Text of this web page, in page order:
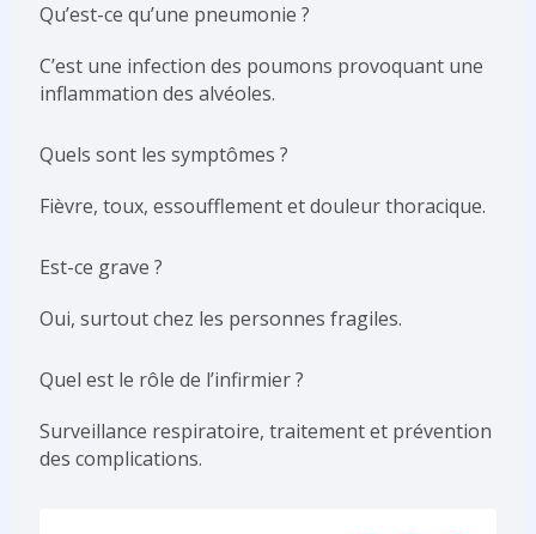
Qu’est-ce qu’une pneumonie ?
C’est une infection des poumons provoquant une
inflammation des alvéoles.
Quels sont les symptômes ?
Fièvre, toux, essoufflement et douleur thoracique.
Est-ce grave ?
Oui, surtout chez les personnes fragiles.
Quel est le rôle de l’infirmier ?
Surveillance respiratoire, traitement et prévention
des complications.